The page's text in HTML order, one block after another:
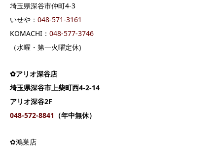
埼玉県深谷市仲町4-3
いせや： 048-571-3161
KOMACHI： 048-577-3746
（水曜・第一火曜定休)
✿アリオ深谷店
埼玉県深谷市上柴町西4-2-14
アリオ深谷2F
048-572-8841 （年中無休）
✿鴻巣店